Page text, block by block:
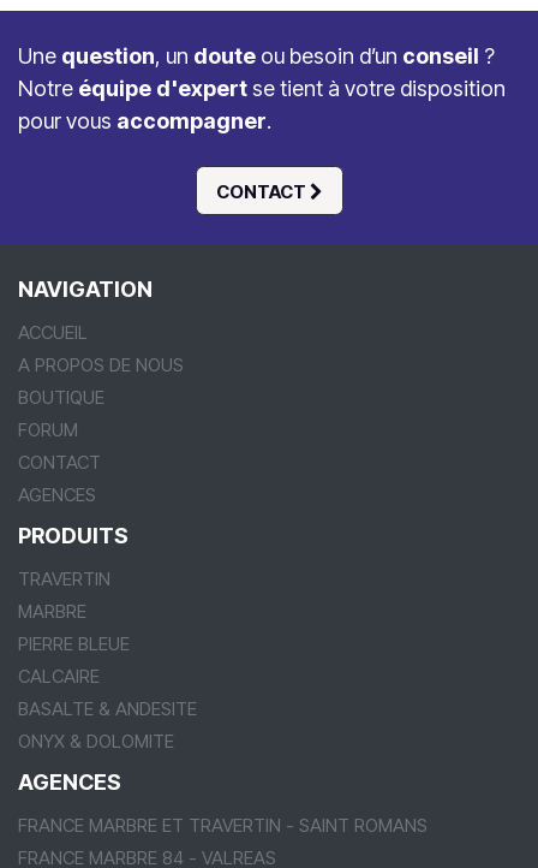
CONTACT
Une question, un doute ou besoin d’un conseil ?
Notre équipe d'expert se tient à votre disposition
pour vous accompagner.
NAVIGATION
ACCUEIL
A PROPOS DE NOUS
BOUTIQUE
FORUM
CONTACT
AGENCES
PRODUITS
TRAVERTIN
MARBRE
PIERRE BLEUE
CALCAIRE
BASALTE & ANDESITE
ONYX & DOLOMITE
AGENCES
FRANCE MARBRE ET TRAVERTIN - SAINT ROMANS
FRANCE MARBRE 84 - VALREAS